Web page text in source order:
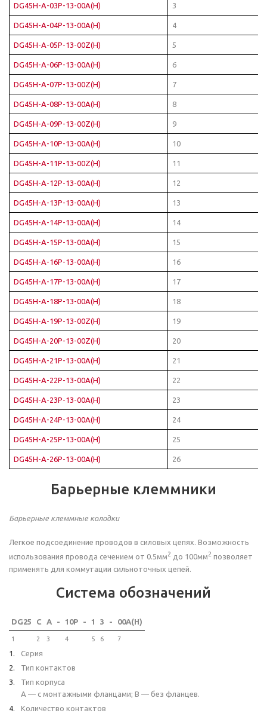
DG45H-A-03P-13-00A(H) 3
DG45H-A-04P-13-00A(H) 4
DG45H-A-05P-13-00Z(H) 5
DG45H-A-06P-13-00A(H) 6
DG45H-A-07P-13-00Z(H) 7
DG45H-A-08P-13-00A(H) 8
DG45H-A-09P-13-00Z(H) 9
DG45H-A-10P-13-00A(H) 10
DG45H-A-11P-13-00Z(H) 11
DG45H-A-12P-13-00A(H) 12
DG45H-A-13P-13-00A(H) 13
DG45H-A-14P-13-00A(H) 14
DG45H-A-15P-13-00A(H) 15
DG45H-A-16P-13-00A(H) 16
DG45H-A-17P-13-00A(H) 17
DG45H-A-18P-13-00A(H) 18
DG45H-A-19P-13-00Z(H) 19
DG45H-A-20P-13-00Z(H) 20
DG45H-A-21P-13-00A(H) 21
DG45H-A-22P-13-00A(H) 22
DG45H-A-23P-13-00A(H) 23
DG45H-A-24P-13-00A(H) 24
DG45H-A-25P-13-00A(H) 25
DG45H-A-26P-13-00A(H) 26
Барьерные клеммники
Барьерные клеммные колодки
Легкое подсоединение проводов в силовых цепях. Возможность
использования провода сечением от 0.5мм2 до 100мм2 позволяет
применять для коммутации сильноточных цепей.
Система обозначений
DG25 C A - 10P - 1 3 - 00A(H)
1 2 3 4 5 6 7
Серия
Тип контактов
Тип корпуса
A — с монтажными фланцами; B — без фланцев.
Количество контактов